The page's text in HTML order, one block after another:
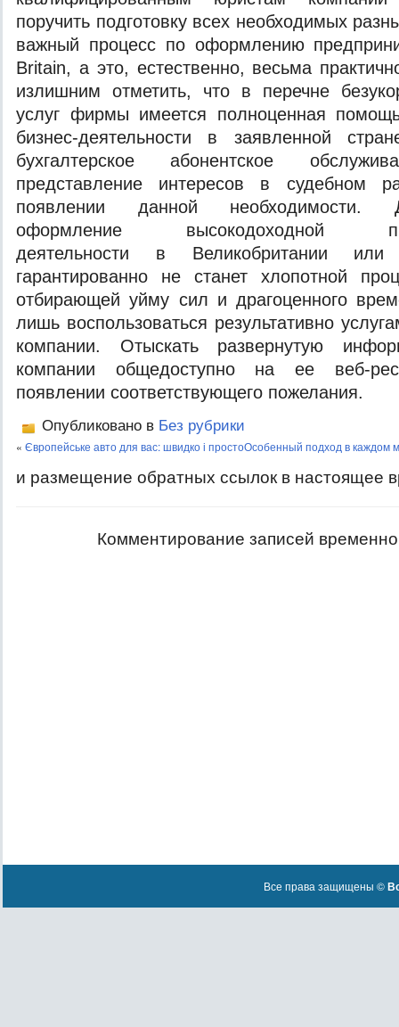
поручить подготовку всех необходимых
важный процесс по оформлению
Britain, а это, естественно, весьма
излишним отметить, что в перечне
услуг фирмы имеется полноценная
бизнес-деятельности в заявленной
бухгалтерское абонентское
представление интересов в судебном
появлении данной необходимости.
оформление высокодоходной
деятельности в Великобритании или
гарантированно не станет хлопотной
отбирающей уйму сил и драгоценного
лишь воспользоваться результативно
компании. Отыскать развернутую
компании общедоступно на ее веб-
появлении соответствующего пожелания.
Опубликовано в Без рубрики
« Європейське авто для вас: швидко і простоОсобенный подход в каждом
и размещение обратных ссылок в настоящее
Комментирование записей
Все права защищены ©